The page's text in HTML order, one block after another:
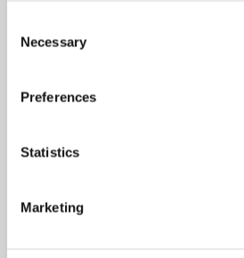
Selection
Necessary
Preferences
Statistics
Marketing
Skønne gårdhaver og